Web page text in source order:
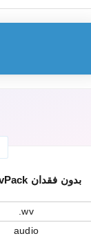
WV — تنسيق صوت WavPack بدون فقدان
.wv
audio